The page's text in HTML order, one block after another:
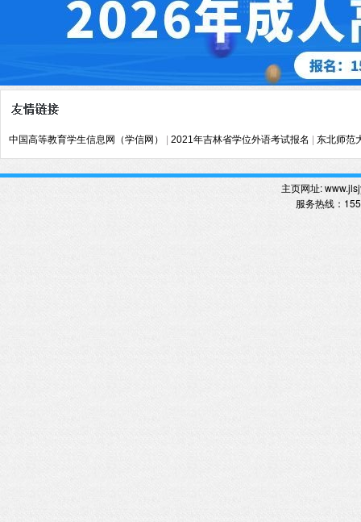
中国高等教育学生信息网（学信网） 2021年吉林省学位外语考试报名 东北师范
主页网址:
服务热线 ：